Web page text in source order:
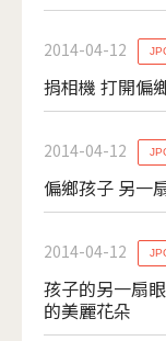
2014-04-12
捐相機 打開偏
2014-04-12
偏鄉孩子 另一
2014-04-12
孩子的另一扇
的美麗花朵